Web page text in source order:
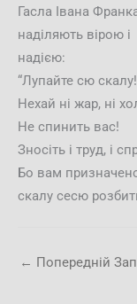
Гасла Івана
наділяють вірою і
надією:
“Лупайте сю скалу!
Нехай ні жар, ні
Не спинить вас!
Зносіть і труд, і
Бо вам
скалу сесю
← Попередній